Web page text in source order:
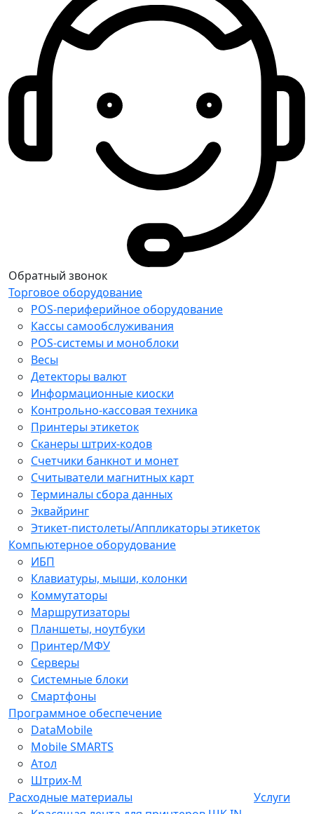
Обратный звонок
Торговое оборудование
POS-периферийное оборудование
Кассы самообслуживания
POS-системы и моноблоки
Весы
Детекторы валют
Информационные киоски
Контрольно-кассовая техника
Принтеры этикеток
Сканеры штрих-кодов
Счетчики банкнот и монет
Считыватели магнитных карт
Терминалы сбора данных
Эквайринг
Этикет-пистолеты/Аппликаторы этикеток
Компьютерное оборудование
ИБП
Клавиатуры, мыши, колонки
Коммутаторы
Маршрутизаторы
Планшеты, ноутбуки
Принтер/МФУ
Серверы
Системные блоки
Смартфоны
Программное обеспечение
DataMobile
Mobile SMARTS
Атол
Штрих-М
Расходные материалы
Услуги